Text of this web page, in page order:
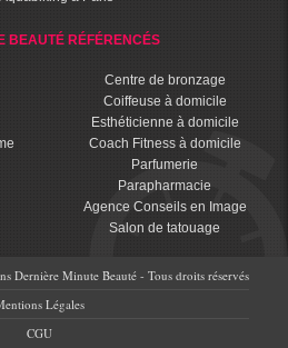
BEAUTÉ RÉFÉRENCÉS
Centre de bronzage
Coiffeuse à domicile
Esthéticienne à domicile
Coach Fitness à domicile
Parfumerie
Parapharmacie
Agence Conseils en Image
Salon de tatouage
Dernière Minute Beauté - Tous droits réservés
Légales
CGU